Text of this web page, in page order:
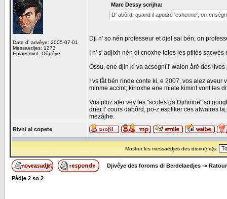
Date d' arivêye: 2005-07-01
Messaedjes: 1273
Eplaeçmint: Oûpêye
Marc Dessy scrijha:
D' abôrd, quand il apudrè 'eshonne', on-
Dji n' so nén professeur et djel sai bén; on
I n' s' adjixh nén di cnoxhe totes les ptitès
Ossu, ene djin ki va acsegnî l' walon årè des
I vs fåt bén rinde conte ki, e 2007, vos alez
minme accint; kinoxhe ene miete kimint vont les
Vos ploz aler vey les "scoles da Djihinne" so
dner l' cours dabôrd, po-z espliker ces afwaires
mezåjhe.
Rivni al copete
Mostrer les messaedjes des dierin(ne)s:
Djivêye des foroms di Berdelaedjes ->
Pådje 2 so 2